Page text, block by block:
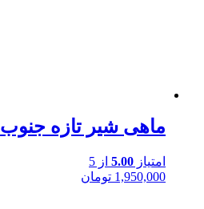
ماهی شیر تازه جنوب
امتیاز 5.00 از 5
1,950,000 تومان